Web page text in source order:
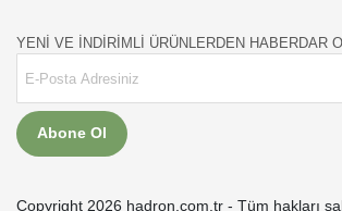
YENİ VE İNDİRİMLİ ÜRÜNLERDEN HABERDAR
Abone Ol
Copyright 2026 hadron.com.tr - Tüm hakları